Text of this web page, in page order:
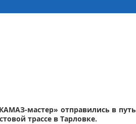
мастер» отправились в путь
трассе в Тарловке.